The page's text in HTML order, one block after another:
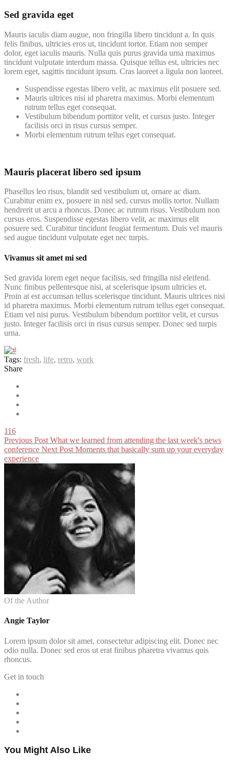
Sed gravida eget
Mauris iaculis diam augue, non fringilla libero tincidunt a. In quis
felis finibus, ultricies eros ut, tincidunt tortor. Etiam non semper
dolor, eget iaculis mauris. Nulla quis purus gravida urna maximus
tincidunt vulputate interdum massa. Quisque tellus est, ultricies nec
lorem eget, sagittis tincidunt ipsum. Cras laoreet a ligula non laoreet.
Suspendisse egestas libero velit, ac maximus elit posuere sed.
Mauris ultrices nisi id pharetra maximus. Morbi elementum
rutrum tellus eget consequat.
Vestibulum bibendum porttitor velit, et cursus justo. Integer
facilisis orci in risus cursus semper.
Morbi elementum rutrum tellus eget consequat.
Mauris placerat libero sed ipsum
Phasellus leo risus, blandit sed vestibulum ut, ornare ac diam.
Curabitur enim ex, posuere in nisl sed, cursus mollis tortor. Nullam
hendrerit ut arcu a rhoncus. Donec ac rutrum risus. Vestibulum non
cursus eros. Suspendisse egestas libero velit, ac maximus elit
posuere sed. Curabitur tincidunt feugiat fermentum. Duis vel mauris
sed augue tincidunt vulputate eget nec turpis.
Vivamus sit amet mi sed
Sed gravida lorem eget neque facilisis, sed fringilla nisl eleifend.
Nunc finibus pellentesque nisi, at scelerisque ipsum ultricies et.
Proin at est accumsan tellus scelerisque tincidunt. Mauris ultrices nisi
id pharetra maximus. Morbi elementum rutrum tellus eget consequat.
Etiam vel nisi purus. Vestibulum bibendum porttitor velit, et cursus
justo. Integer facilisis orci in risus cursus semper. Donec sed turpis
urna.
Tags: fresh, life, retro, work
Share
116
Previous Post What we learned from attending the last week's news
conference Next Post Moments that basically sum up your everyday
experience
Of the Author
Angie Taylor
Lorem ipsum dolor sit amet, consectetur adipiscing elit. Donec nec
odio nulla. Donec sed eros ut erat finibus pharetra vivamus quis
rhoncus.
Get in touch
You Might Also Like